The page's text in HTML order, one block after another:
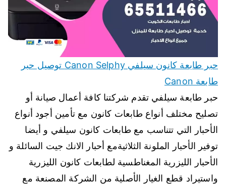
حبر طابعة كانون سيلفي Canon Selphy توصيل حبر
طابعة Canon
حبر طابعة سيلفي تقدم شركتنا كافة أعمال صيانة أو
تصليح مختلف أنواع طابعات كانون مع تأمين أجود أنواع
الأحبار التي تتناسب مع طابعات كانون سيلفي و أيضا
توفير الأحبار الملونة الثلاثيةمع أحبار الانك جيت السائلة و
الأحبار الليزرية المغناطسية لطابعات كانون الليزرية
واستيراد قطع الغيار الأصلية من الشركة المصنعة مع